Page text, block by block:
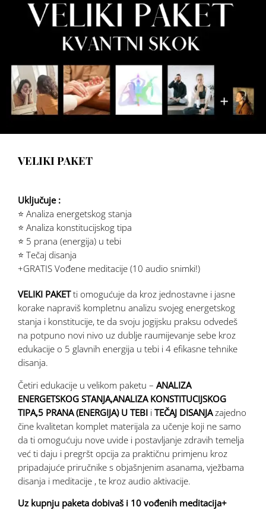
VELIKI PAKET
Uključuje :
⭐️ Analiza energetskog stanja
⭐️ Analiza konstitucijskog tipa
⭐️ 5 prana (energija) u tebi
⭐️ Tečaj disanja
+GRATIS Vođene meditacije (10 audio snimki!)
VELIKI PAKETti omogućuje da kroz jednostavne i jasne
korake napraviš kompletnu analizu svojeg energetskog
stanja i konstitucije, te da svoju jogijsku praksu odvedeš
na potpuno novi nivo uz dublje raumijevanje sebe kroz
edukacije o 5 glavnih energija u tebi i 4 efikasne tehnike
disanja.
Četiri edukacije u velikom paketu – ANALIZA
ENERGETSKOG STANJA,ANALIZA KONSTITUCIJSKOG
TIPA,5 PRANA (ENERGIJA) U TEBI i TEČAJ DISANJAzajedno
čine kvalitetan komplet materijala za učenje koji ne samo
da ti omogućuju nove uvide i postavljanje zdravih temelja
već ti daju i pregršt opcija za praktičnu primjenu kroz
pripadajuće priručnike s objašnjenim asanama, vježbama
disanja i meditacije , te kroz audio aktivacije.
Uz kupnju paketa dobivaš i 10 vođenih meditacija+